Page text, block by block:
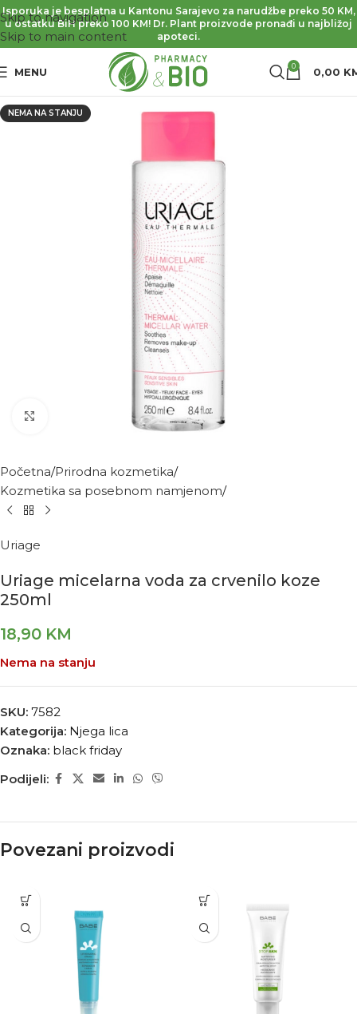
Skip to navigation
Skip to main content
Isporuka je besplatna u Kantonu Sarajevo za narudžbe preko 50 KM,
u ostatku BiH preko 100 KM! Dr. Plant proizvode pronađi u najbližoj
apoteci.
MENU 0 0,00
NEMA NA STANJU
Kliknite za povećanje
Početna Prirodna kozmetika
Kozmetika sa posebnom namjenom
Uriage
Uriage micelarna voda za crvenilo koze
250ml
18,90 KM
Nema na stanju
SKU: 7582
Kategorija: Njega lica
Oznaka: black friday
Podijeli:
Povezani proizvodi